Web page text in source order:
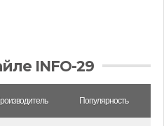
INFO-29
Популярность